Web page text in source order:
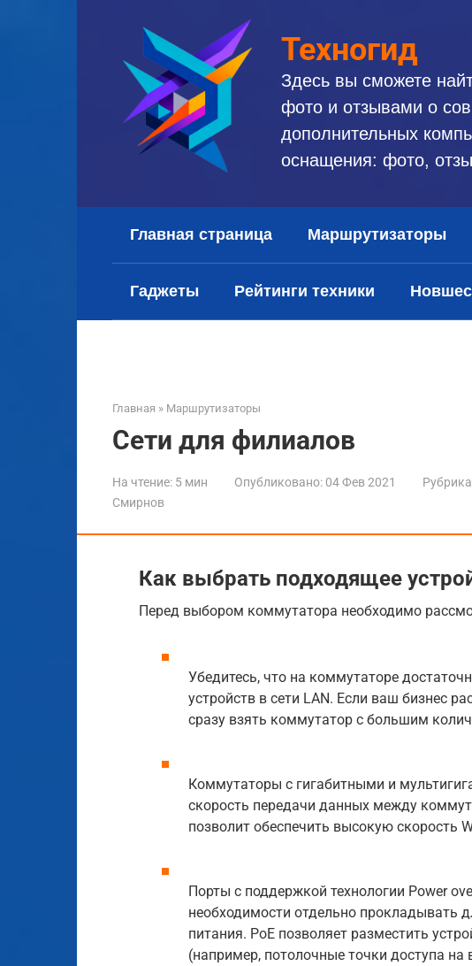
Техногид
Здесь вы сможете
фото и отзывами о
дополнительных
оснащения: фото,
Главная страница Маршрутизаторы
Гаджеты Рейтинги техники
Главная » Маршрутизаторы
Сети для филиалов
На чтение: 5 мин Опубликовано: 04 Фев 2021
Смирнов
Как выбрать подходящее
Перед выбором коммутатора необходимо
Убедитесь, что на коммутаторе
устройств в сети LAN. Если ваш бизнес
сразу взять коммутатор с большим
Коммутаторы с гигабитными и
скорость передачи данных между
позволит обеспечить высокую скорость
Порты с поддержкой технологии Power
необходимости отдельно прокладывать
питания. PoE позволяет разместить
(например, потолочные точки доступа